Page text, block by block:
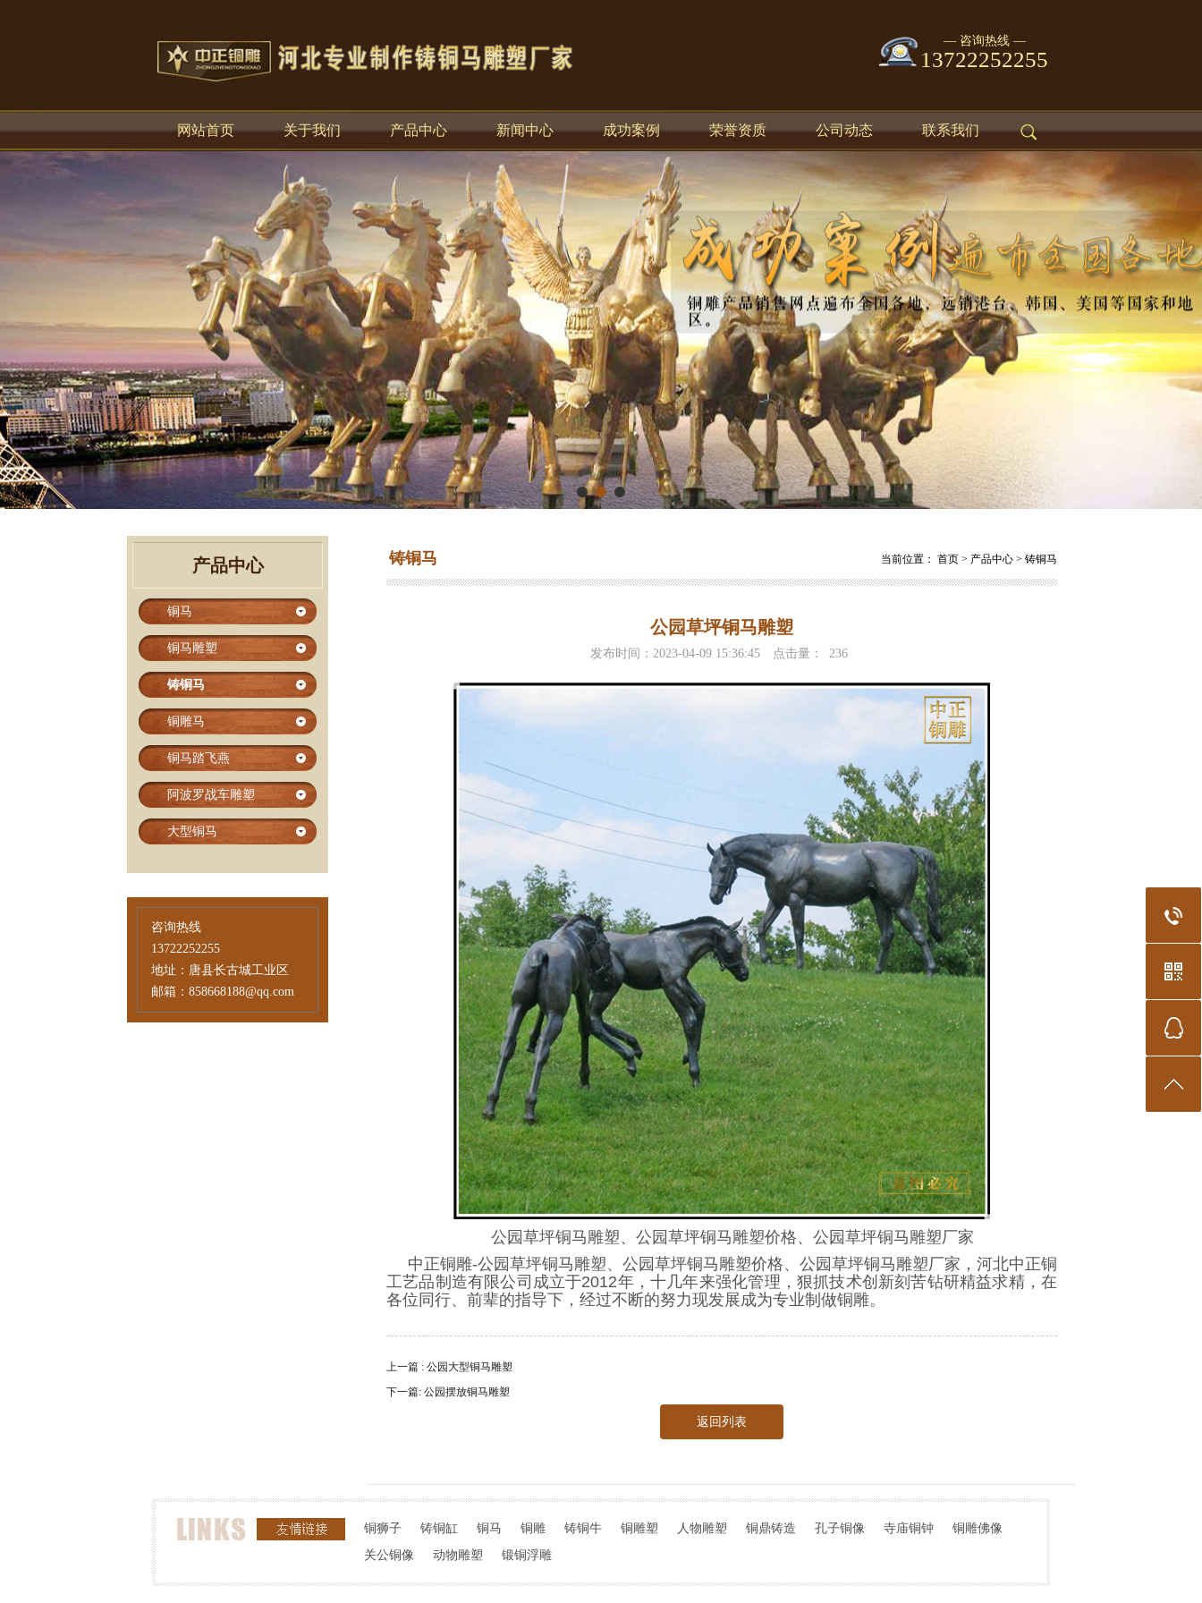
— 咨询热线 —
13722252255
网站首页 关于我们 产品中心 新闻中心 成功案例 荣誉资质 公司动态 联系我们
产品中心
铜马
铜马雕塑
铸铜马
铜雕马
铜马踏飞燕
阿波罗战车雕塑
大型铜马
咨询热线
13722252255
地址：唐县长古城工业区
邮箱：858668188@qq.com
铸铜马 当前位置： 首页 > 产品中心 > 铸铜马
公园草坪铜马雕塑
发布时间：2023-04-09 15:36:45 点击量： 236
公园草坪铜马雕塑、公园草坪铜马雕塑价格、公园草坪铜马雕塑厂家
中正铜雕-公园草坪铜马雕塑、公园草坪铜马雕塑价格、公园草坪铜马雕塑厂家 ，河北中正铜
工艺品制造有限公司成立于2012年，十几年来强化管理，狠抓技术创新刻苦钻研精益求精，在
各位同行、前辈的指导下，经过不断的努力现发展成为专业制做铜雕。
上一篇 : 公园大型铜马雕塑
下一篇: 公园摆放铜马雕塑
返回列表
铜狮子 铸铜缸 铜马 铜雕 铸铜牛 铜雕塑 人物雕塑 铜鼎铸造 孔子铜像 寺庙铜钟
铜雕佛像
关公铜像
动物雕塑 锻铜浮雕